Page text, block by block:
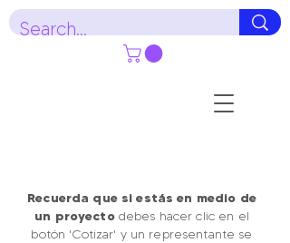
Recuerda que si estás en medio de
un proyectodebes hacer clic en el
botón 'Cotizar' y un representante se